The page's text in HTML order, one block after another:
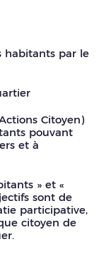
habitants par le
Citoyen)
pouvant
et à
» et «
sont de
participative,
citoyen de